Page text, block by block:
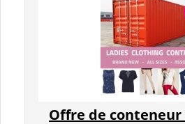
Offre de conteneur